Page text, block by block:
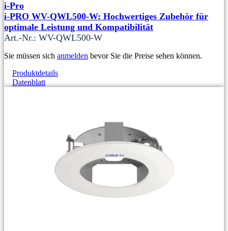
i-Pro
i-PRO WV-QWL500-W: Hochwertiges Zubehör für
optimale Leistung und Kompatibilität
Art.-Nr.: WV-QWL500-W
Sie müssen sich anmelden bevor Sie die Preise sehen können.
Produktdetails
Datenblatt